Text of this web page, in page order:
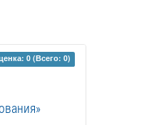
0 (Всего: 0)